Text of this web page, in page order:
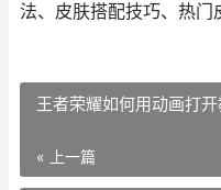
法、皮肤搭配技巧、热
王者荣耀如何用动画打
« 上一篇